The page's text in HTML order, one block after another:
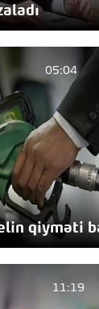
qiyməti
05:04
11:19